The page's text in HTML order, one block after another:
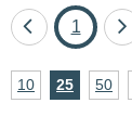
Eine
zurück
Seite
1
A10Ergebnisse
25 50